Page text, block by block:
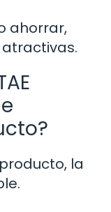
ahorrar,
la